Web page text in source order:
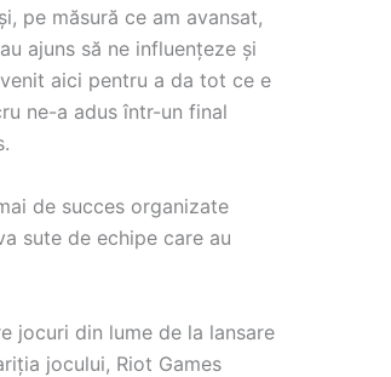
pe măsură ce am avansat,
ajuns să ne influențeze și
aici pentru a da tot ce e
ne-a adus într-un final
de succes organizate
sute de echipe care au
jocuri din lume de la lansare
jocului, Riot Games